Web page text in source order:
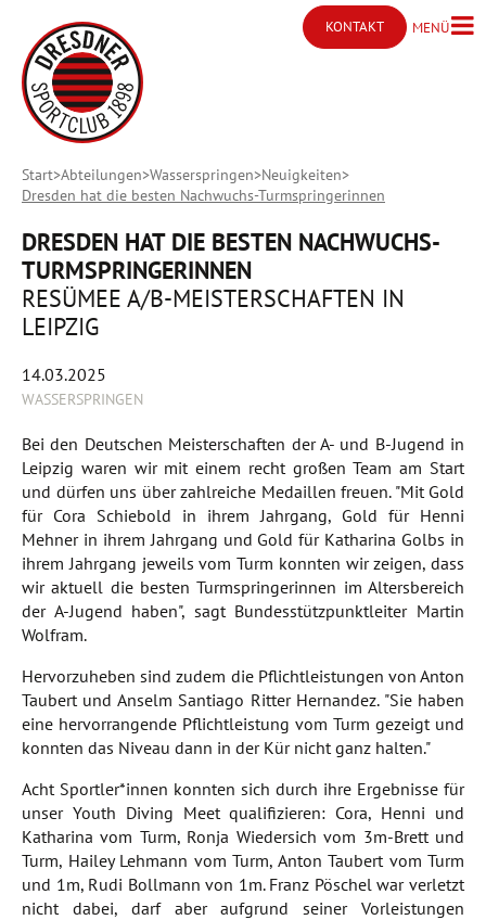
KONTAKT
Kontakt öffnen
MENÜMenü
Start Abteilungen Wasserspringen Neuigkeiten
Dresden hat die besten Nachwuchs-Turmspringerinnen
DRESDEN HAT DIE BESTEN NACHWUCHS-
TURMSPRINGERINNEN
RESÜMEE A/B-MEISTERSCHAFTEN IN
LEIPZIG
14.03.2025
WASSERSPRINGEN
Bei den Deutschen Meisterschaften der A- und B-Jugend in
Leipzig waren wir mit einem recht großen Team am Start
und dürfen uns über zahlreiche Medaillen freuen. "Mit Gold
für Cora Schiebold in ihrem Jahrgang, Gold für Henni
Mehner in ihrem Jahrgang und Gold für Katharina Golbs in
ihrem Jahrgang jeweils vom Turm konnten wir zeigen, dass
wir aktuell die besten Turmspringerinnen im Altersbereich
der A-Jugend haben", sagt Bundesstützpunktleiter Martin
Wolfram.
Hervorzuheben sind zudem die Pflichtleistungen von Anton
Taubert und Anselm Santiago Ritter Hernandez. "Sie haben
eine hervorrangende Pflichtleistung vom Turm gezeigt und
konnten das Niveau dann in der Kür nicht ganz halten."
Acht Sportler*innen konnten sich durch ihre Ergebnisse für
unser Youth Diving Meet qualifizieren: Cora, Henni und
Katharina vom Turm, Ronja Wiedersich vom 3m-Brett und
Turm, Hailey Lehmann vom Turm, Anton Taubert vom Turm
und 1m, Rudi Bollmann von 1m. Franz Pöschel war verletzt
nicht dabei, darf aber aufgrund seiner Vorleistungen